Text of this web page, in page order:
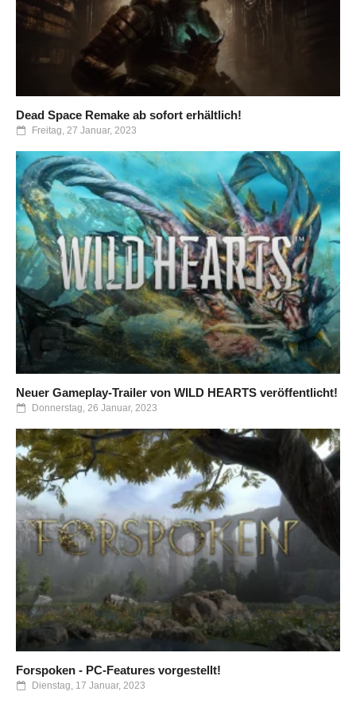
Dead Space Remake ab sofort erhältlich!
Freitag, 27 Januar, 2023
Neuer Gameplay-Trailer von WILD HEARTS veröffentlicht!
Donnerstag, 26 Januar, 2023
Forspoken - PC-Features vorgestellt!
Dienstag, 17 Januar, 2023